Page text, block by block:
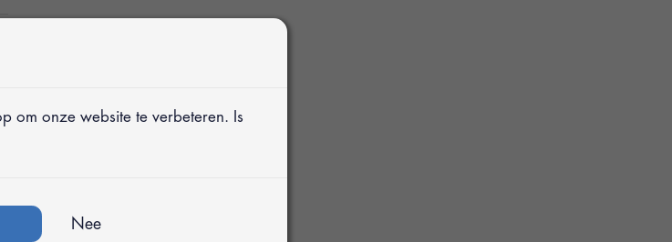
om onze website te verbeteren. Is
Nee